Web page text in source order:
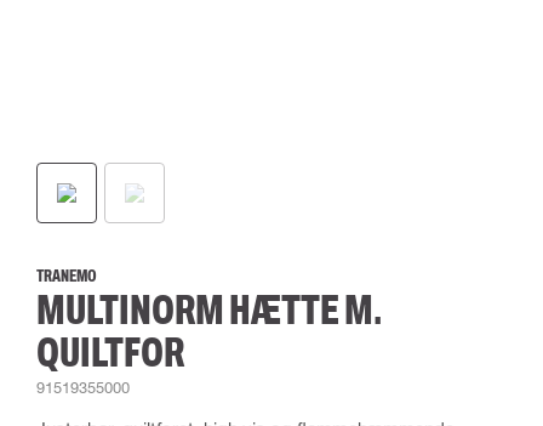
TRANEMO
MULTINORM HÆTTE M.
QUILTFOR
91519355000